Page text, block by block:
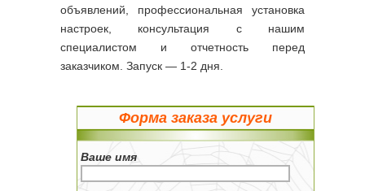
объявлений, профессиональная установка
настроек, консультация с нашим
специалистом и отчетность перед
заказчиком. Запуск — 1-2 дня.
Форма заказа услуги
Ваше имя